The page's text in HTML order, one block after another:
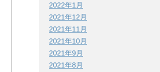
2022年1月
2021年12月
2021年11月
2021年10月
2021年9月
2021年8月